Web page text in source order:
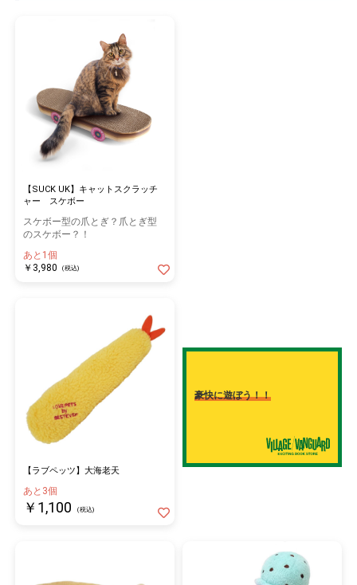
【SUCK UK】キャットスクラッチ
ャー スケボー
スケボー型の爪とぎ？爪とぎ型
のスケボー？！
あと1個
￥3,980
(税込)
【ラブペッツ】大海老天
あと3個
￥1,100 (税込)
豪快に遊ぼう！！